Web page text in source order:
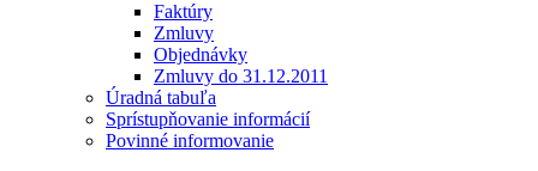
Faktúry
Zmluvy
Objednávky
Zmluvy do 31.12.2011
Úradná tabuľa
Sprístupňovanie informácií
Povinné informovanie